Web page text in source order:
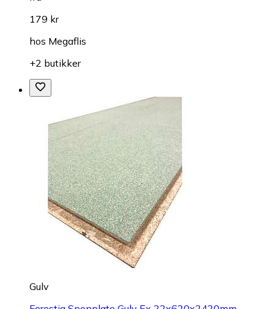
179 kr
hos Megaflis
+2 butikker
Gulv